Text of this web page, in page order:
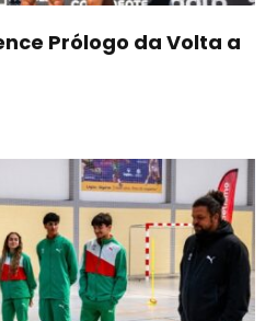
Prólogo da Volta a